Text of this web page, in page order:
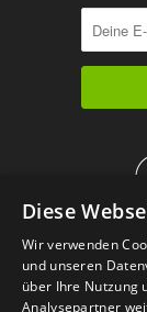
IM
Diese
Wir verwenden
und unseren
über Ihre Nutzung
Analysepartner